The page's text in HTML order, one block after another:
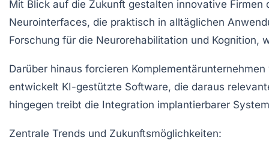
Mit Blick auf die Zukunft gestalten innovative Firmen
Neurointerfaces, die praktisch in alltäglichen
Forschung für die Neurorehabilitation und
Darüber hinaus forcieren
entwickelt KI-gestützte Software, die daraus
hingegen treibt die Integration implantierbarer
Zentrale Trends und Zukunftsmöglichkeiten: